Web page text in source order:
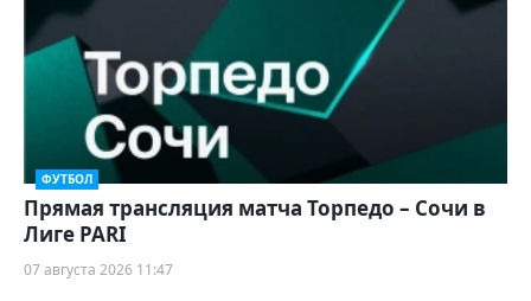
ФУТБОЛ
Прямая трансляция матча Торпедо – Сочи в
Лиге PARI
07 августа 2026 11:47